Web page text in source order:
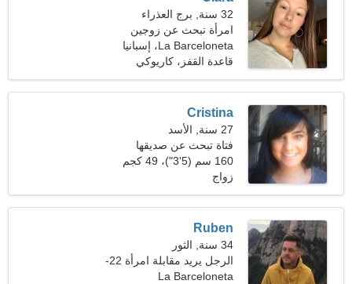
32 سنة, برج العذراء
امرأة تبحث عن زوجين
La Barceloneta، إسبانيا
قاعدة القفز، كاريوكي
Cristina
27 سنة, الأسد
فتاة تبحث عن صديقها
160 سم (5'3")، 49 كجم
(108 رطل)زواج
Ruben
34 سنة, الثور
الرجل يريد مقابلة امرأة 22-
32
La Barceloneta